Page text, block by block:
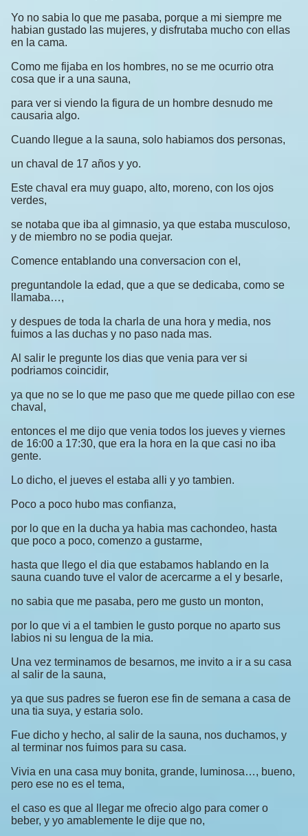
Yo no sabia lo que me pasaba, porque a mi siempre me
habian gustado las mujeres, y disfrutaba mucho con ellas
en la cama.
Como me fijaba en los hombres, no se me ocurrio otra
cosa que ir a una sauna,
para ver si viendo la figura de un hombre desnudo me
causaria algo.
Cuando llegue a la sauna, solo habiamos dos personas,
un chaval de 17 años y yo.
Este chaval era muy guapo, alto, moreno, con los ojos
verdes,
se notaba que iba al gimnasio, ya que estaba musculoso,
y de miembro no se podia quejar.
Comence entablando una conversacion con el,
preguntandole la edad, que a que se dedicaba, como se
llamaba…,
y despues de toda la charla de una hora y media, nos
fuimos a las duchas y no paso nada mas.
Al salir le pregunte los dias que venia para ver si
podriamos coincidir,
ya que no se lo que me paso que me quede pillao con ese
chaval,
entonces el me dijo que venia todos los jueves y viernes
de 16:00 a 17:30, que era la hora en la que casi no iba
gente.
Lo dicho, el jueves el estaba alli y yo tambien.
Poco a poco hubo mas confianza,
por lo que en la ducha ya habia mas cachondeo, hasta
que poco a poco, comenzo a gustarme,
hasta que llego el dia que estabamos hablando en la
sauna cuando tuve el valor de acercarme a el y besarle,
no sabia que me pasaba, pero me gusto un monton,
por lo que vi a el tambien le gusto porque no aparto sus
labios ni su lengua de la mia.
Una vez terminamos de besarnos, me invito a ir a su casa
al salir de la sauna,
ya que sus padres se fueron ese fin de semana a casa de
una tia suya, y estaria solo.
Fue dicho y hecho, al salir de la sauna, nos duchamos, y
al terminar nos fuimos para su casa.
Vivia en una casa muy bonita, grande, luminosa…, bueno,
pero ese no es el tema,
el caso es que al llegar me ofrecio algo para comer o
beber, y yo amablemente le dije que no,